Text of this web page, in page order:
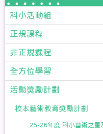
科小活動組
正規課程
非正規課程
全方位學習
活動獎勵計劃
校本藝術教育獎勵計劃
25-26年度 科小藝術之星